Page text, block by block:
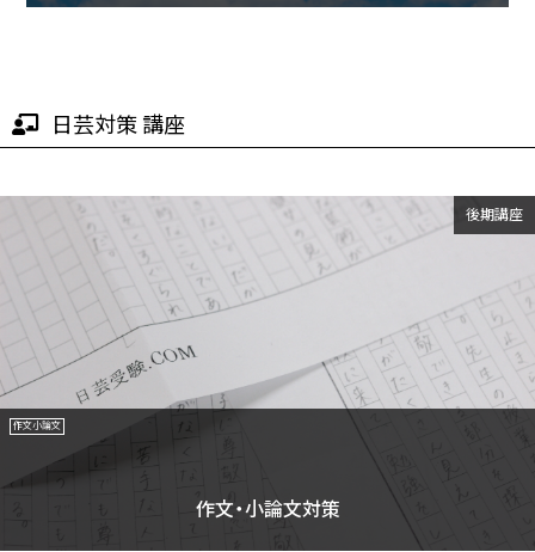
日芸対策 講座
後期講座
作文小論文
作文・小論文対策